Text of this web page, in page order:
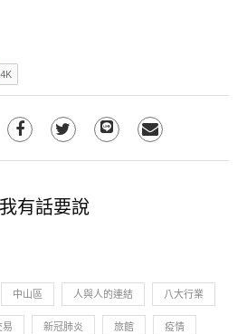
我有話要說
中山區 人與人的連結 八大行業
易 新冠肺炎 旅館 疫情